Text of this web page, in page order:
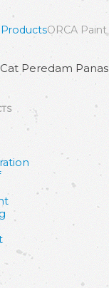
ORCA Paint
Peredam Panas